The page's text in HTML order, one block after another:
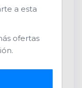
a esta
ofertas